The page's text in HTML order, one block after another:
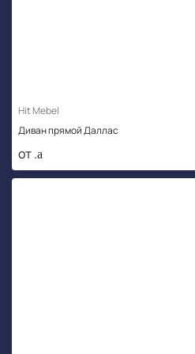
Hit Mebel
Диван прямой Даллас
от .